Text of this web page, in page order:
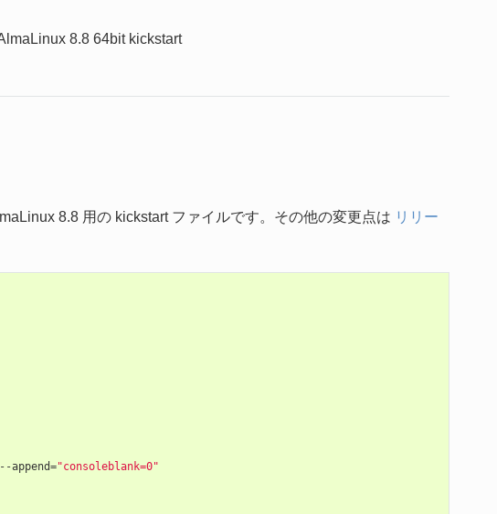
8.8 64bit kickstart
8.8 用の kickstart ファイルです。その他の変更点は リリー
--append="consoleblank=0"